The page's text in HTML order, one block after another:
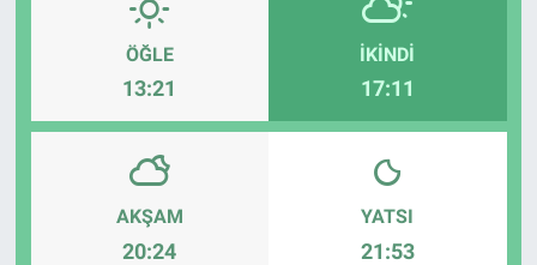
ÖĞLE
13:21
İKINDI
17:11
AKŞAM
20:24
YATSI
21:53